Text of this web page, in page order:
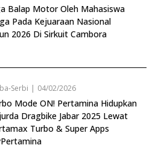
Balap Motor Oleh Mahasiswa
Pada Kejuaraan Nasional
2026 Di Sirkuit Cambora
Serbi | 04/02/2026
Mode ON! Pertamina Hidupkan
Dragbike Jabar 2025 Lewat
Turbo & Super Apps